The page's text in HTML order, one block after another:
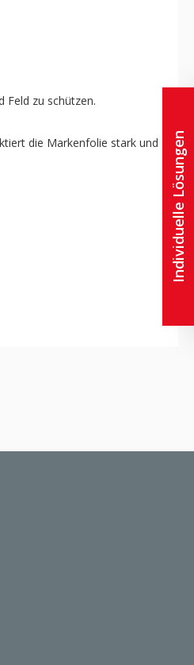
Feld zu schützen.
die Markenfolie stark und
Individuelle Lösungen